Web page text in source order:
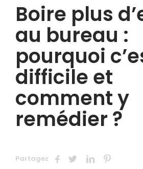
Boire plus
au bureau :
pourquoi
difficile et
comment y
remédier ?
Partagez